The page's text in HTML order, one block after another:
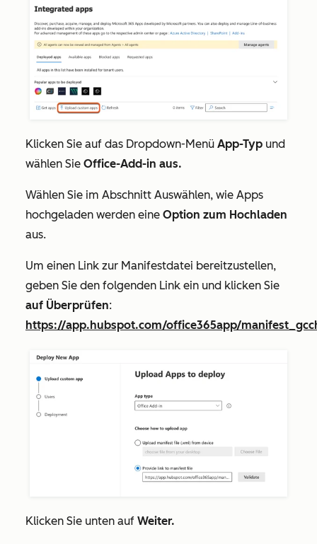
Klicken Sie auf das Dropdown-Menü App-Typ und
wählen Sie Office-Add-in aus.
Wählen Sie im Abschnitt Auswählen, wie Apps
hochgeladen werden eine Option zum Hochladen
aus.
Um einen Link zur Manifestdatei bereitzustellen,
geben Sie den folgenden Link ein und klicken Sie
auf Überprüfen:
https://app.hubspot.com/office365app/
Klicken Sie unten auf Weiter.